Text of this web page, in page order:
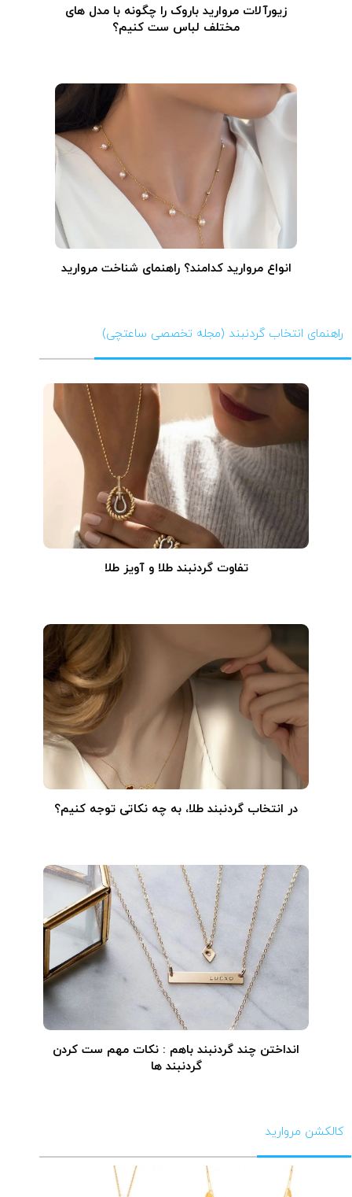
زیورآلات مروارید باروک را چگونه با مدل های
مختلف لباس ست کنیم؟
انواع مروارید کدامند؟ راهنمای شناخت مروارید
راهنمای انتخاب گردنبند (مجله تخصصی ساعتچی)
تفاوت گردنبند طلا و آویز طلا
در انتخاب گردنبند طلا‌، به چه نکاتی توجه کنیم؟
انداختن چند گردنبند باهم : نکات مهم ست کردن
گردنبند ها
کالکشن مروارید